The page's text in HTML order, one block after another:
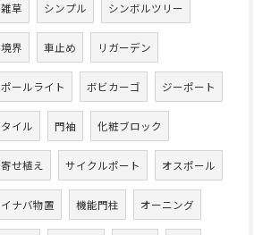
雑草 シンプル シンボルツリー
境界 車止め リガーデン
ポールライト ボビカーゴ ジーポート
タイル 門袖 化粧ブロック
寄せ植え サイクルポート オスポール
イナバ物置 機能門柱 オーニング